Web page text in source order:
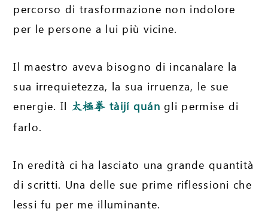
percorso di trasformazione non indolore
per le persone a lui più vicine.
Il maestro aveva bisogno di incanalare la
sua irrequietezza, la sua irruenza, le sue
energie. Il 太極拳 tàijí quán gli permise di
farlo.
In eredità ci ha lasciato una grande quantità
di scritti. Una delle sue prime riflessioni che
lessi fu per me illuminante.